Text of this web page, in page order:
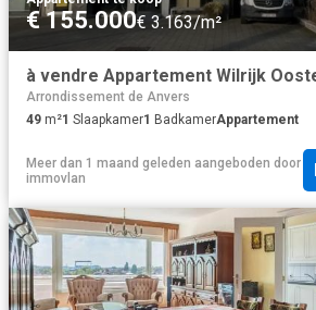
€ 155.000€ 3.163/m²
à vendre Appartement Wilrijk
Arrondissement de Anvers
49 m²1 Slaapkamer1 BadkamerAppartement
Meer dan 1 maand geleden aangeboden door
immovlan